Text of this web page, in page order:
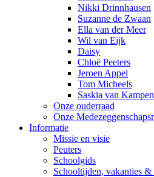
Nikki Drinnhausen
Suzanne de Zwaan
Ella van der Meer
Wil van Eijk
Daisy
Chloë Peeters
Jeroen Appel
Tom Micheels
Saskia van Kampen
Onze ouderraad
Onze
Informatie
Missie en visie
Peuters
Schoolgids
Schooltijden, vakanties &